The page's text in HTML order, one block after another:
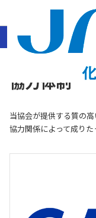
ホーム 協力体制
協力体制
当協会が提供する質の
協力関係によって成りた